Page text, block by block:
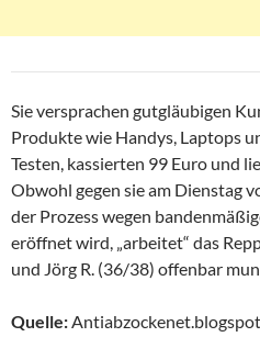
Sie versprachen gutgläubigen
Produkte wie Handys, Laptops
Testen, kassierten 99 Euro und
Obwohl gegen sie am Dienstag
der Prozess wegen
eröffnet wird, „arbeitet“ das
und Jörg R. (36/38) offenbar
Quelle: